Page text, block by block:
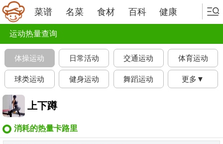
菜谱 名菜 食材 百科 健康
运动热量查询
体操运动 日常活动 交通运动 体育运动
球类运动 健身运动 舞蹈运动 更多▼
上下蹲
消耗的热量卡路里